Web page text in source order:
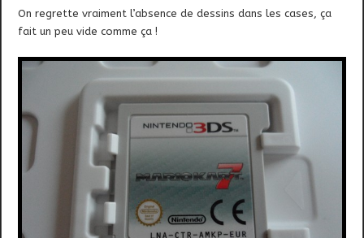
On regrette vraiment l’absence de dessins dans les cases, ça
fait un peu vide comme ça !